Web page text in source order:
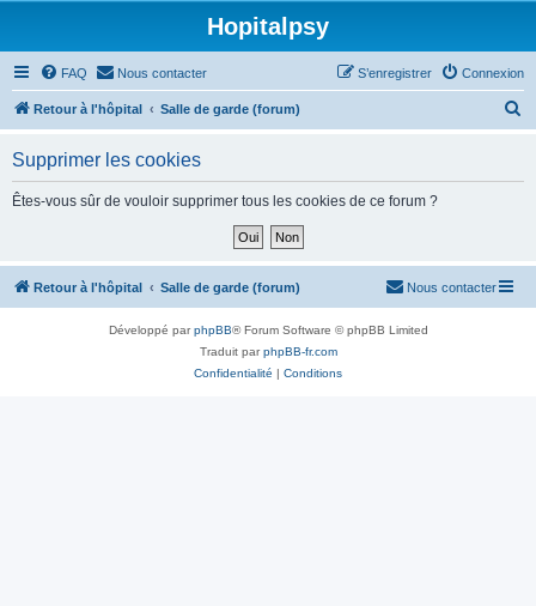
Hopitalpsy
FAQ Nous contacter Connexion
S’enregistrer
Retour à l'hôpital Salle de garde (forum)
h
Supprimer les cookies
Êtes-vous sûr de vouloir supprimer tous les cookies de ce forum ?
Retour à l'hôpital Salle de garde (forum) Nous contacter
Développé parphpBB® Forum Software © phpBB Limited
Traduit parphpBB-fr.com
Confidentialité | Conditions